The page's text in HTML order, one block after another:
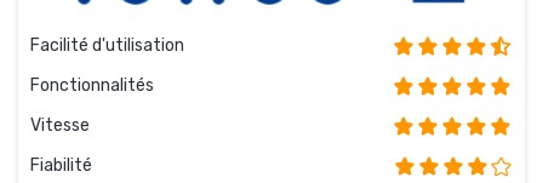
Facilité d'utilisation
Fonctionnalités
Vitesse
Fiabilité